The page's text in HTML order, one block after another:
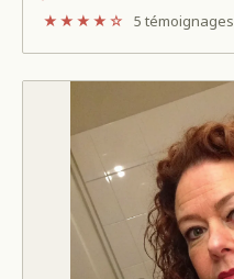
★★★★☆
5 témoignages